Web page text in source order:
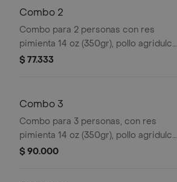
Combo 2
Combo para 2 personas con res
pimienta 14 oz (350gr), pollo agridulce
14 oz (280 gr), arroz 24 oz (480gr),
$ 77.333
Combo 3
Combo para 3 personas, con res
pimienta 14 oz (350gr), pollo agridulce
14 oz (280gr), pollo teriyaki 14 oz
$ 90.000